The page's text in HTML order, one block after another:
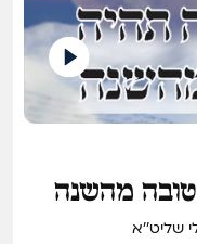
מהשנה